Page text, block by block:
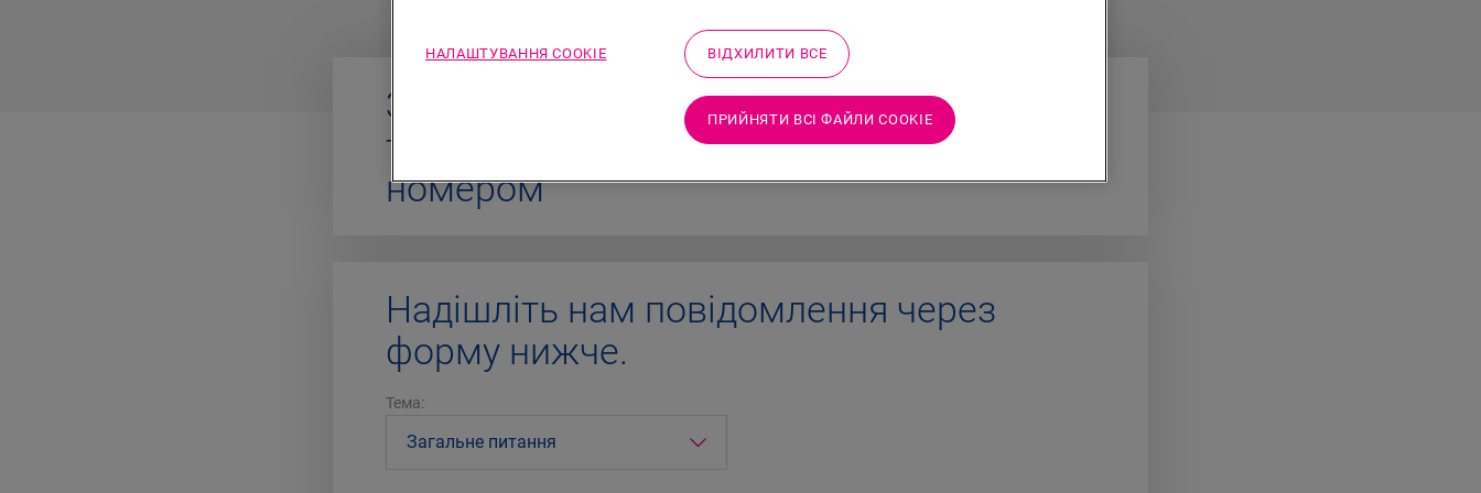
Зателефонуй
те нам за
номером
380 44 594 55 15
Надішліть нам повідомлення через
форму нижче.
Тема:
НАЛАШТУВАННЯ COOKIE ВІДХИЛИТИ ВСЕ
ПРИЙНЯТИ ВСІ ФАЙЛИ СOOKIE